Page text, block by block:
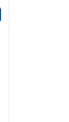
Pontuado com 8,9